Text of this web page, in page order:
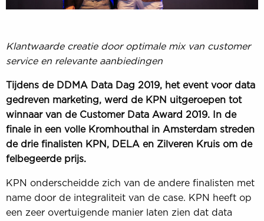
Klantwaarde creatie door optimale mix van customer
service en relevante aanbiedingen
Tijdens de DDMA Data Dag 2019, het event voor data
gedreven marketing, werd de KPN uitgeroepen tot
winnaar van de Customer Data Award 2019. In de
finale in een volle Kromhouthal in Amsterdam streden
de drie finalisten KPN, DELA en Zilveren Kruis om de
felbegeerde prijs.
KPN onderscheidde zich van de andere finalisten met
name door de integraliteit van de case. KPN heeft op
een zeer overtuigende manier laten zien dat data